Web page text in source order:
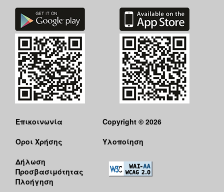
Επικοινωνία
Όροι Χρήσης
Δήλωση
Προσβασιμότητας
Πλοήγηση
Copyright © 2026
Υλοποίηση